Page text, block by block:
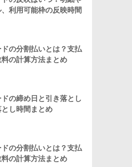
利用可能枠の反映時間
の分割払いとは？支払
料の計算方法まとめ
ドの締め日と引き落とし
とし時間まとめ
ドの分割払いとは？支払
料の計算方法まとめ